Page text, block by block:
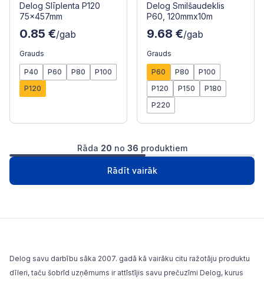
Delog Slīplenta P120
75x457mm
0.85 €/gab
Grauds
P40 P60 P80
P100
P120
Delog Smilšaudeklis
P60, 120mmx10m
9.68 €/gab
Grauds
P60 P80
P100
P120
P150
P180
P220
Rāda 20 no 36 produktiem
Rādīt vairāk
1 2 Nākošā
Delog savu darbību sāka 2007. gadā kā vairāku citu ražotāju produktu
dīleri, taču šobrīd uzņēmums ir attīstījis savu prečuzīmi Delog, kurus